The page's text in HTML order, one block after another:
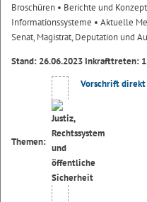
Broschüren • Berichte und
Informationssysteme • Aktuelle
Senat, Magistrat, Deputation und
Stand: 26.06.2023 Inkrafttreten:
Themen:
Vorschrift